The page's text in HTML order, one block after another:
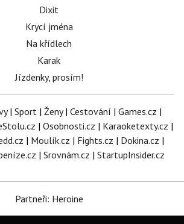
Dixit
Krycí jména
Na křídlech
Karak
Jízdenky, prosím!
| Sport | Ženy| Cestování | Games.cz |
| Osobnosti.cz | Karaoketexty.cz |
| Moulík.cz | Fights.cz | Dokina.cz |
| Srovnám.cz | StartupInsider.cz
Partneři: Heroine